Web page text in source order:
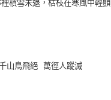
積雪未退，枯枝在寒風中輕顫
山鳥飛絕 萬徑人蹤滅